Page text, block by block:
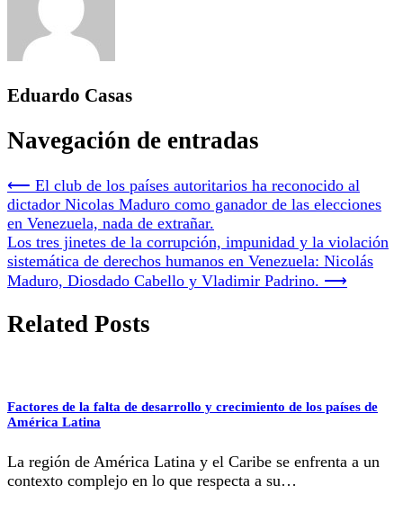
Eduardo Casas
Navegación de entradas
⟵ El club de los países autoritarios ha reconocido al
dictador Nicolas Maduro como ganador de las elecciones
en Venezuela, nada de extrañar.
Los tres jinetes de la corrupción, impunidad y la violación
sistemática de derechos humanos en Venezuela: Nicolás
Maduro, Diosdado Cabello y Vladimir Padrino. ⟶
Related Posts
Factores de la falta de desarrollo y crecimiento de los países de
América Latina
La región de América Latina y el Caribe se enfrenta a un
contexto complejo en lo que respecta a su…